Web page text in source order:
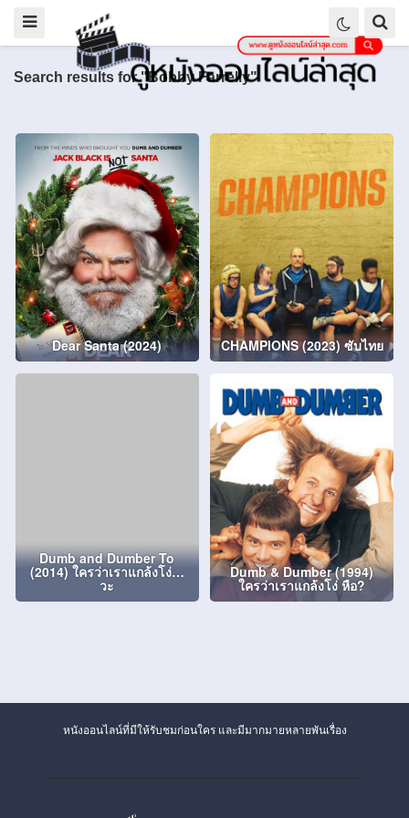
Search results for "Bobby Farrelly"
Dear Santa (2024) CHAMPIONS (2023) ซับไทย
Dumb and Dumber To
(2014) ใครว่าเราแกล้งโง่…
วะ
Dumb & Dumber (1994)
ใครว่าเราแกล้งโง่ หือ?
หนังออนไลน์ที่มีให้รับชมก่อนใคร และมีมากมายหลายพันเรื่อง